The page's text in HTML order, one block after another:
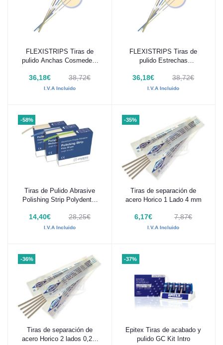
Añadir al carrito
FLEXISTRIPS Tiras de
pulido Anchas Cosmedent
36,18€ 38,72€
I.V.A Incluido
Añadir al carrito
FLEXISTRIPS Tiras de
pulido Estrechas
36,18€ 38,72€
I.V.A Incluido
-58%
Añadir al carrito
Tiras de Pulido Abrasive
Polishing Strip Polydentia
14,40€ 28,25€
I.V.A Incluido
-35%
Añadir al carrito
Tiras de separación de
acero Horico 1 Lado 4 mm
6,17€ 7,87€
I.V.A Incluido
-36%
Añadir al carrito
Tiras de separación de
acero Horico 2 lados 0,2 x
-37%
Añadir al carrito
Epitex Tiras de acabado y
pulido GC Kit Intro